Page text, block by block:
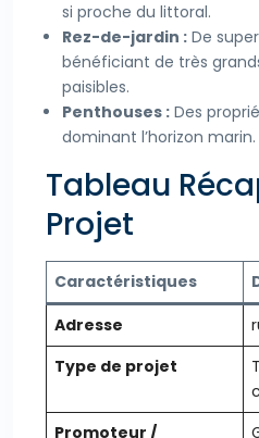
si proche du littoral.
Rez-de-jardin : De
bénéficiant de très
paisibles.
Penthouses : Des
dominant l’horizon marin.
Tableau
Projet
Caractéristiques
Adresse
Type de projet
Promoteur /